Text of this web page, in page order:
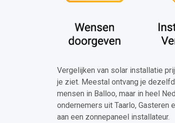
Vergelijken van solar installatie
je ziet. Meestal ontvang je
mensen in Balloo, maar in heel
ondernemers uit Taarlo,
aan een zonnepaneel installateur.